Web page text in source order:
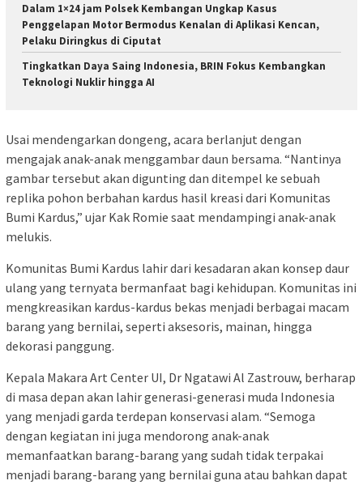
Dalam 1×24 jam Polsek Kembangan Ungkap Kasus
Penggelapan Motor Bermodus Kenalan di Aplikasi Kencan,
Pelaku Diringkus di Ciputat
Tingkatkan Daya Saing Indonesia, BRIN Fokus Kembangkan
Teknologi Nuklir hingga AI
Usai mendengarkan dongeng, acara berlanjut dengan
mengajak anak-anak menggambar daun bersama. “Nantinya
gambar tersebut akan digunting dan ditempel ke sebuah
replika pohon berbahan kardus hasil kreasi dari Komunitas
Bumi Kardus,” ujar Kak Romie saat mendampingi anak-anak
melukis.
Komunitas Bumi Kardus lahir dari kesadaran akan konsep daur
ulang yang ternyata bermanfaat bagi kehidupan. Komunitas ini
mengkreasikan kardus-kardus bekas menjadi berbagai macam
barang yang bernilai, seperti aksesoris, mainan, hingga
dekorasi panggung.
Kepala Makara Art Center UI, Dr Ngatawi Al Zastrouw, berharap
di masa depan akan lahir generasi-generasi muda Indonesia
yang menjadi garda terdepan konservasi alam. “Semoga
dengan kegiatan ini juga mendorong anak-anak
memanfaatkan barang-barang yang sudah tidak terpakai
menjadi barang-barang yang bernilai guna atau bahkan dapat